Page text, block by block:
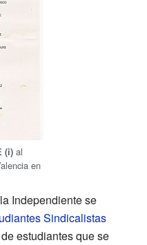
(i) al
en
Independiente se
Sindicalistas
estudiantes que se